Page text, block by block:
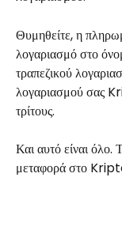
Θυμηθείτε, η
λογαριασμό στο
τραπεζικού
λογαριασμού σας
τρίτους.
Και αυτό είναι όλο.
μεταφορά στο